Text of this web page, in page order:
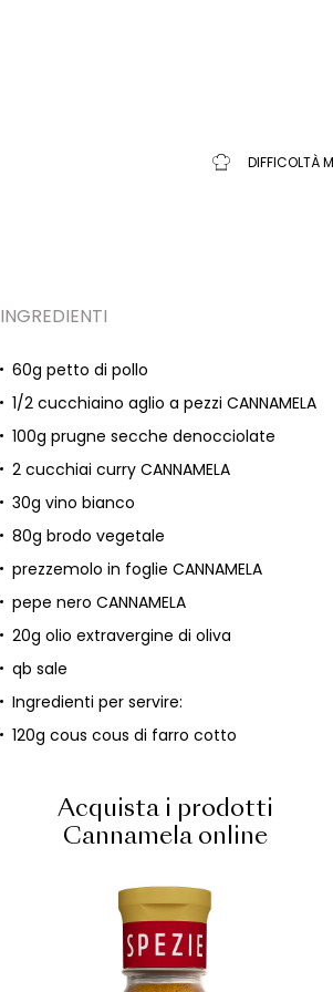
DIFFICOLTÀ
INGREDIENTI
60g petto di pollo
1/2 cucchiaino aglio a pezzi CANNAMELA
100g prugne secche denocciolate
2 cucchiai curry CANNAMELA
30g vino bianco
80g brodo vegetale
prezzemolo in foglie CANNAMELA
pepe nero CANNAMELA
20g olio extravergine di oliva
qb sale
Ingredienti per servire:
120g cous cous di farro cotto
Acquista i prodotti
Cannamela online